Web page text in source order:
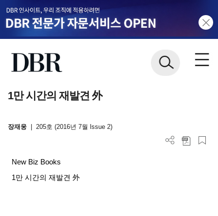
1만 시간의 재발견 外
장재웅 205호 (2016년 7월 lssue 2)
New Biz Books
1만 시간의 재발견 外